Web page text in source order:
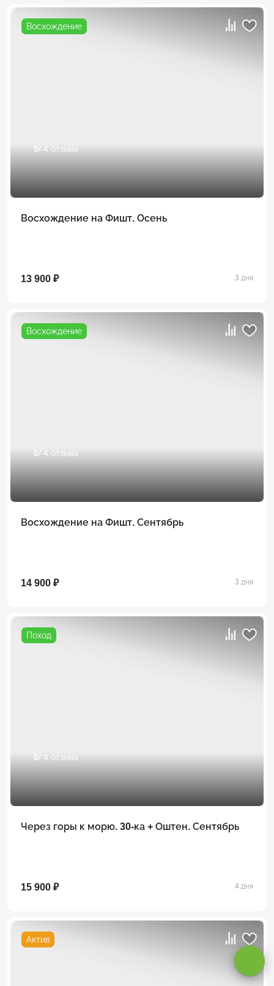
Восхождение
5/ 4 отзыва
Восхождение на Фишт. Осень
13 900 ₽ 3 дня
Восхождение
5/ 4 отзыва
Восхождение на Фишт. Сентябрь
14 900 ₽ 3 дня
Поход
5/ 4 отзыва
Через горы к морю. 30-ка + Оштен. Сентябрь
15 900 ₽ 4 дня
Актив